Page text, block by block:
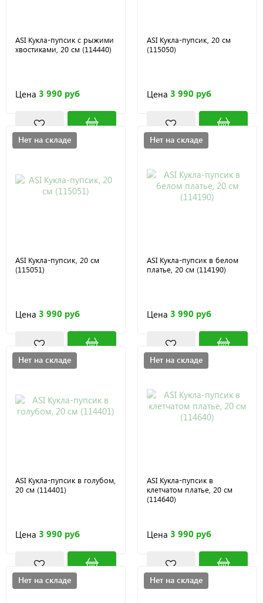
ASI Кукла-пупсик с рыжими
хвостиками, 20 см (114440)
Цена 3 990 руб
ASI Кукла-пупсик, 20 см
(115050)
Цена 3 990 руб
Нет на складе
ASI Кукла-пупсик, 20 см
(115051)
Цена 3 990 руб
Нет на складе
ASI Кукла-пупсик в белом
платье, 20 см (114190)
Цена 3 990 руб
Нет на складе
ASI Кукла-пупсик в голубом,
20 см (114401)
Цена 3 990 руб
Нет на складе
ASI Кукла-пупсик в
клетчатом платье, 20 см
(114640)
Цена 3 990 руб
Нет на складе Нет на складе